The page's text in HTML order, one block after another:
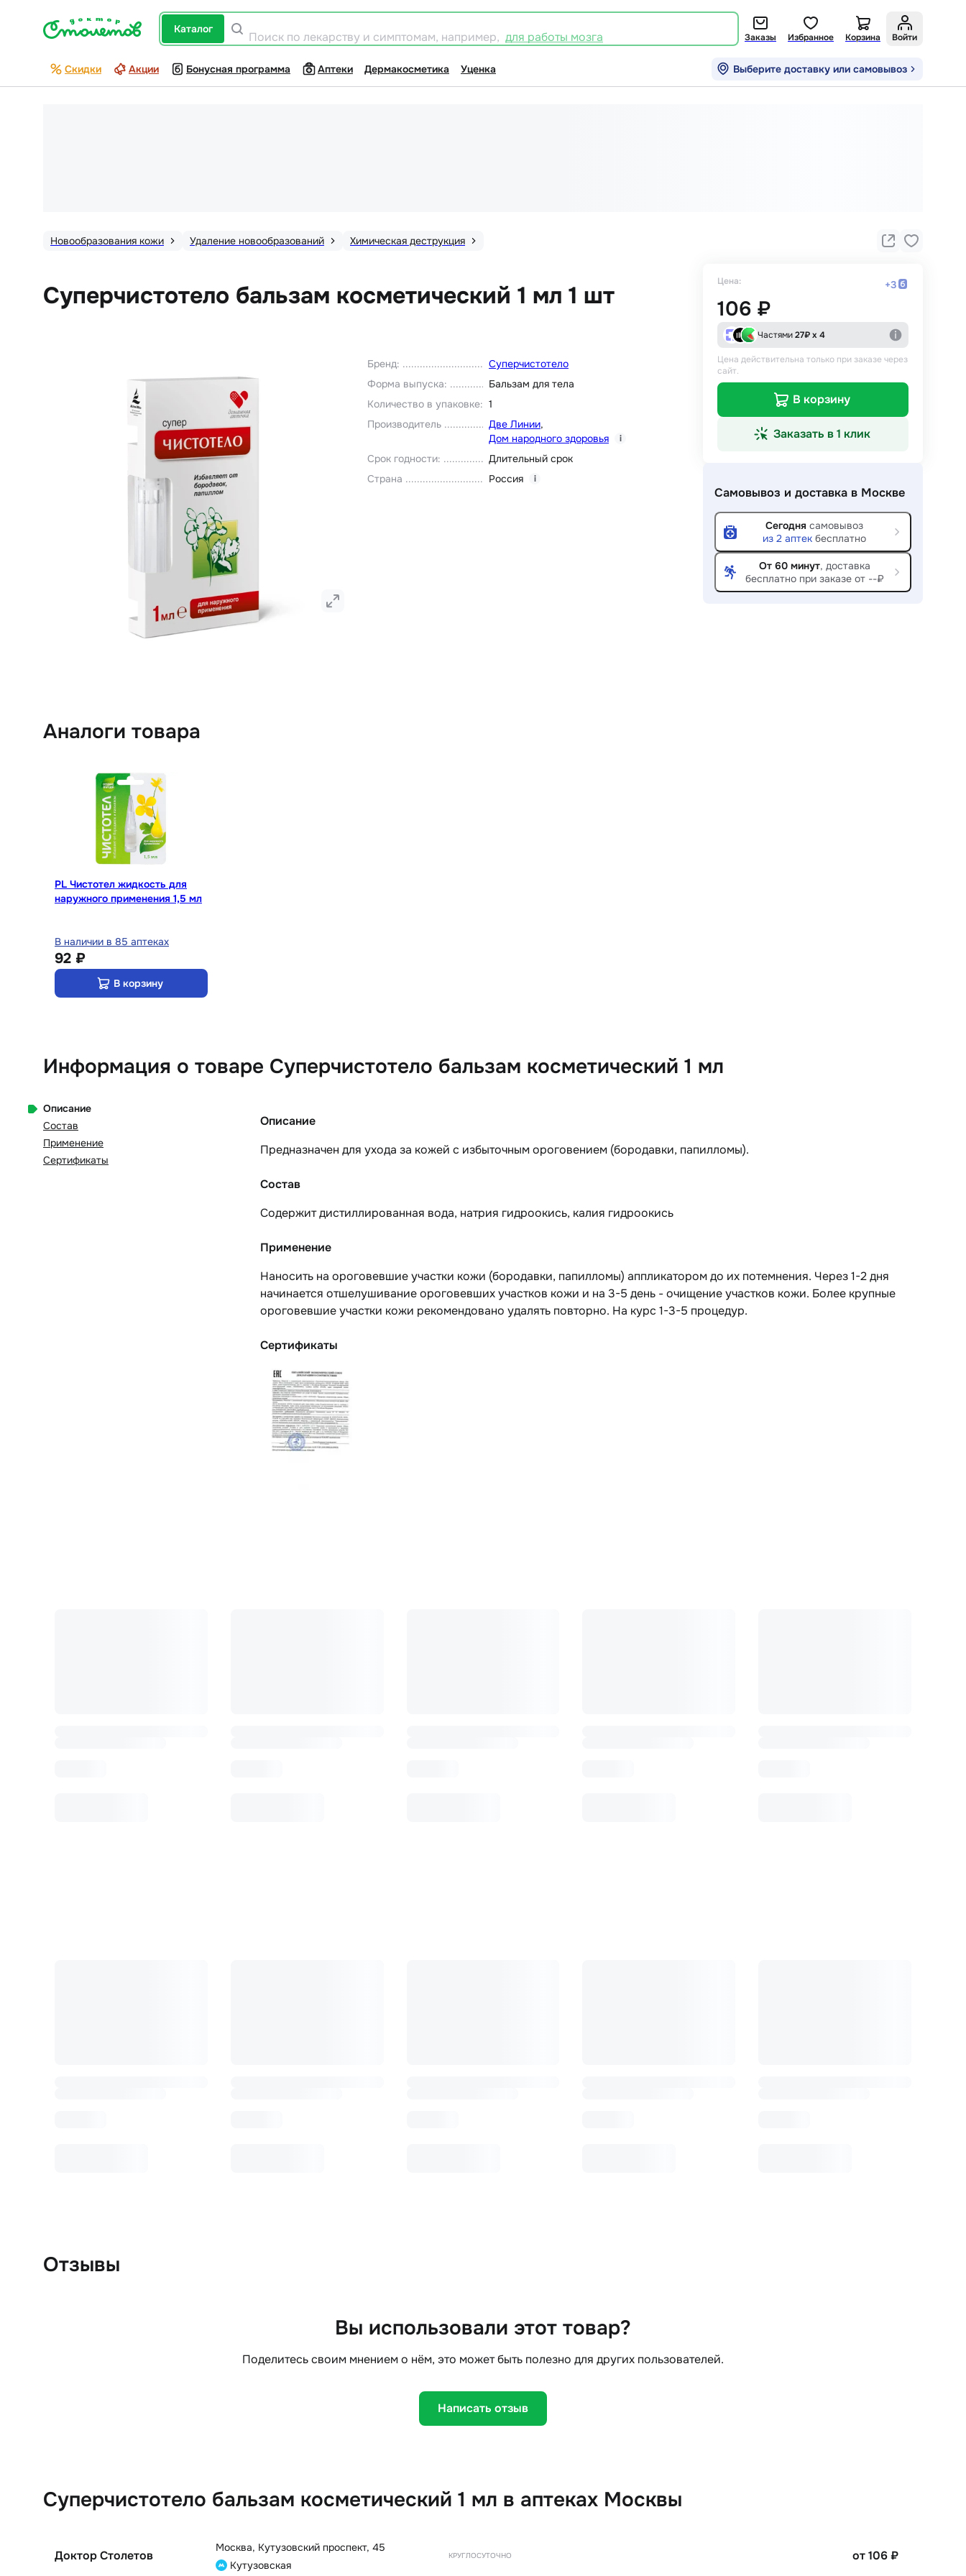
каталог
Поиск по лекарству и симптомам, например, для работы мозга Заказы Избранное Корзина Войти
Скидки Акции Бонусная программа Аптеки Дермакосметика Уценка Выберите доставку или самовывоз
Новообразования кожи Удаление новообразований Химическая деструкция
Суперчистотело бальзам косметический 1 мл 1 шт
Бренд:
Суперчистотело
Форма выпуска:
Бальзам для тела
Количество в упаковке: 1
Производитель
Две Линии,
Дом народного здоровья
i
Срок годности:
Длительный срок
Страна
Россия i
Цена: +3
106 ₽
Частями27₽ х 4
Цена действительна только при заказе через
сайт.
В корзину
Заказать в 1 клик
Самовывоз и доставка в Москве
Сегодня самовывоз
из 2 аптек бесплатно
От 60 минут, доставка
бесплатно при заказе от --₽
Аналоги товара
PL Чистотел жидкость для
наружного применения 1,5 мл
В наличии в 85 аптеках
92 ₽
В корзину
Информация о товаре Суперчистотело бальзам косметический 1 мл
Описание
Состав
Применение
Сертификаты
Описание
Предназначен для ухода за кожей с избыточным ороговением (бородавки, папилломы).
Состав
Содержит дистиллированная вода, натрия гидроокись, калия гидроокись
Применение
Наносить на ороговевшие участки кожи (бородавки, папилломы) аппликатором до их потемнения. Через 1-2 дня
начинается отшелушивание ороговевших участков кожи и на 3-5 день - очищение участков кожи. Более крупные
ороговевшие участки кожи рекомендовано удалять повторно. На курс 1-3-5 процедур.
Сертификаты
Отзывы
Вы использовали этот товар?
Поделитесь своим мнением о нём, это может быть полезно для других пользователей.
Написать отзыв
Суперчистотело бальзам косметический 1 мл в аптеках Москвы
Доктор Столетов
Москва, Кутузовский проспект, 45
Кутузовская
КРУГЛОСУТОЧНО от 106₽